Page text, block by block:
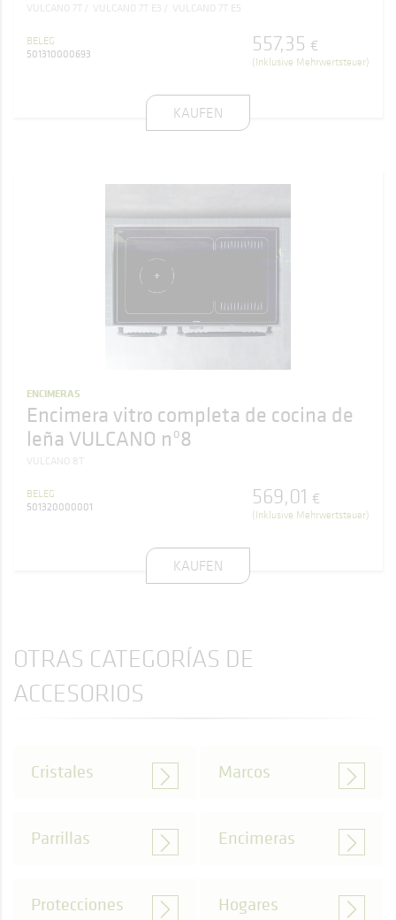
VULCANO 7T VULCANO 7T E3 VULCANO 7T E5
BELEG
501310000693
557,35 €
(Inklusive Mehrwertsteuer)
KAUFEN
ENCIMERAS
Encimera vitro completa de cocina de
leña VULCANO nº8
VULCANO 8T
BELEG
501320000001
569,01 €
(Inklusive Mehrwertsteuer)
KAUFEN
OTRAS CATEGORÍAS DE
ACCESORIOS
Cristales Marcos
Parrillas Encimeras
Protecciones Hogares